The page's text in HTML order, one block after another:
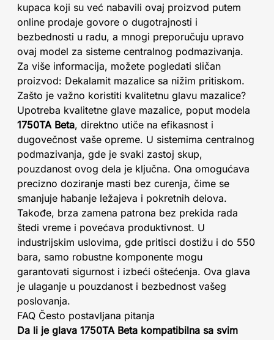
kupaca koji su već nabavili ovaj proizvod putem
online prodaje govore o dugotrajnosti i
bezbednosti u radu, a mnogi preporučuju upravo
ovaj model za sisteme centralnog podmazivanja.
Za više informacija, možete pogledati sličan
proizvod: Dekalamit mazalice sa nižim pritiskom.
Zašto je važno koristiti kvalitetnu glavu mazalice?
Upotreba kvalitetne glave mazalice, poput modela
1750TA Beta, direktno utiče na efikasnost i
dugovečnost vaše opreme. U sistemima centralnog
podmazivanja, gde je svaki zastoj skup,
pouzdanost ovog dela je ključna. Ona omogućava
precizno doziranje masti bez curenja, čime se
smanjuje habanje ležajeva i pokretnih delova.
Takođe, brza zamena patrona bez prekida rada
štedi vreme i povećava produktivnost. U
industrijskim uslovima, gde pritisci dostižu i do 550
bara, samo robustne komponente mogu
garantovati sigurnost i izbeći oštećenja. Ova glava
je ulaganje u pouzdanost i bezbednost vašeg
poslovanja.
FAQ Često postavljana pitanja
Da li je glava 1750TA Beta kompatibilna sa svim